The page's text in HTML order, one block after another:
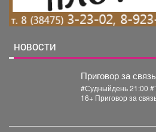
НОВОСТИ
Приговор за
#Судныйдень 21:00
16+ Приговор за связь для мошенников В